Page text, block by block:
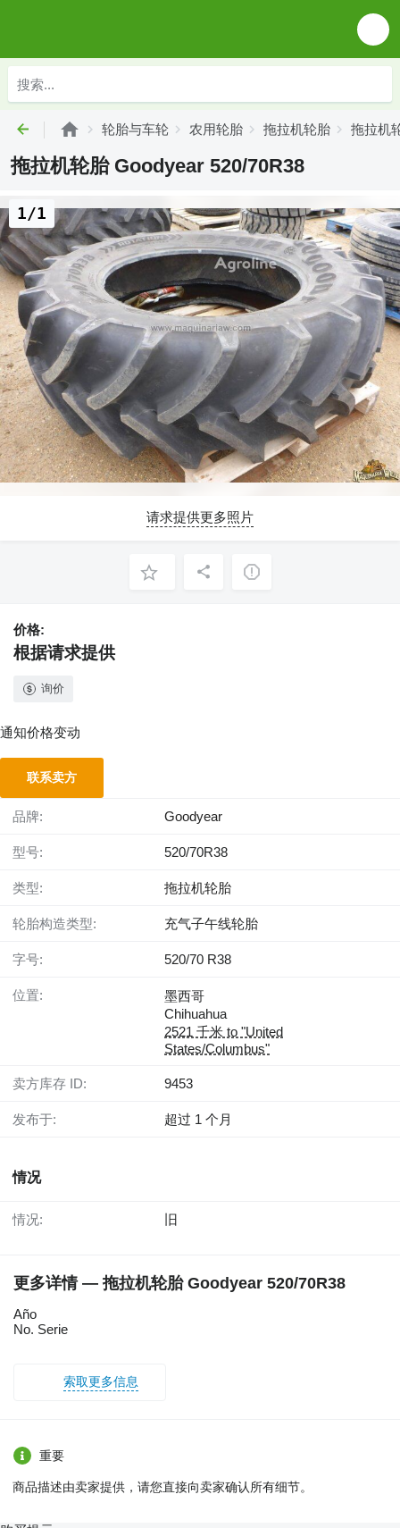
轮胎与车轮 农用轮胎 拖拉机轮胎 拖拉机
拖拉机轮胎 Goodyear 520/70R38
1/1
请求提供更多照片
价格:
根据请求提供
询价
通知价格变动
联系卖方
品牌: Goodyear
型号: 520/70R38
类型: 拖拉机轮胎
轮胎构造类型: 充气子午线轮胎
字号: 520/70 R38
位置:
墨西哥
Chihuahua
2521 千米 to "United
States/Columbus"
卖方库存 ID: 9453
发布于: 超过 1 个月
情况
情况: 旧
更多详情 — 拖拉机轮胎 Goodyear 520/70R38
Año
No. Serie
索取更多信息
重要
商品描述由卖家提供，请您直接向卖家确认所有细节。